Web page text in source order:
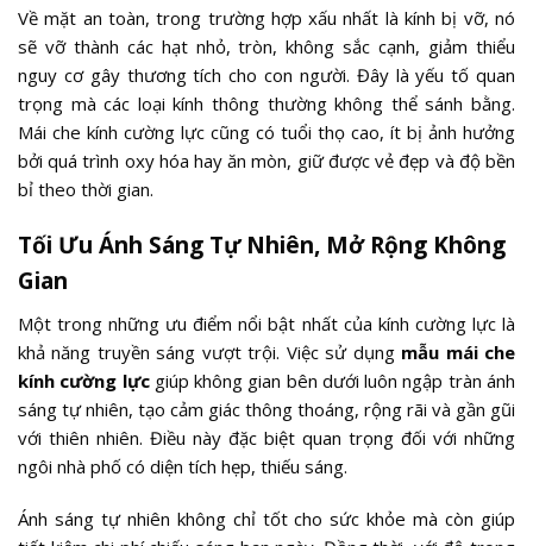
Về mặt an toàn, trong trường hợp xấu nhất là kính bị vỡ, nó
sẽ vỡ thành các hạt nhỏ, tròn, không sắc cạnh, giảm thiểu
nguy cơ gây thương tích cho con người. Đây là yếu tố quan
trọng mà các loại kính thông thường không thể sánh bằng.
Mái che kính cường lực cũng có tuổi thọ cao, ít bị ảnh hưởng
bởi quá trình oxy hóa hay ăn mòn, giữ được vẻ đẹp và độ bền
bỉ theo thời gian.
Tối Ưu Ánh Sáng Tự Nhiên, Mở Rộng Không
Gian
Một trong những ưu điểm nổi bật nhất của kính cường lực là
khả năng truyền sáng vượt trội. Việc sử dụng mẫu mái che
kính cường lựcgiúp không gian bên dưới luôn ngập tràn ánh
sáng tự nhiên, tạo cảm giác thông thoáng, rộng rãi và gần gũi
với thiên nhiên. Điều này đặc biệt quan trọng đối với những
ngôi nhà phố có diện tích hẹp, thiếu sáng.
Ánh sáng tự nhiên không chỉ tốt cho sức khỏe mà còn giúp